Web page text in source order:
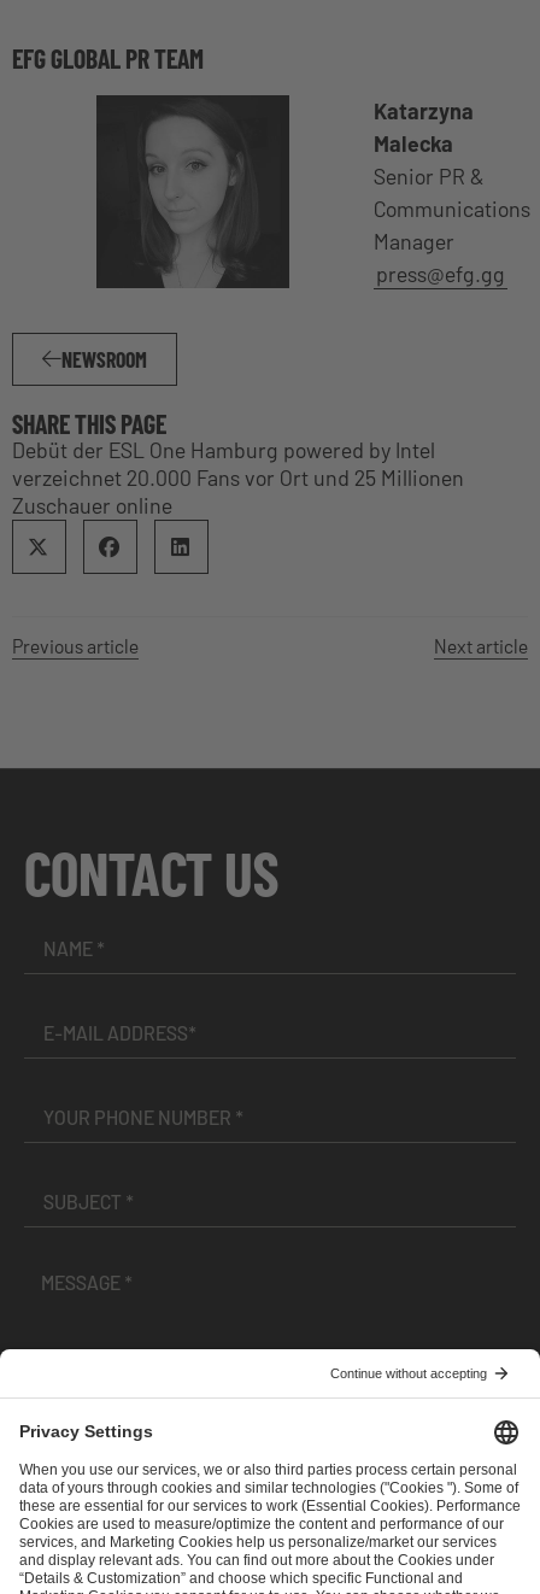
EFG GLOBAL PR TEAM
Katarzyna
Malecka
Senior PR &
Communications
Manager
press@efg.gg
NEWSROOM
SHARE THIS PAGE
Debüt der ESL One Hamburg powered by Intel
verzeichnet 20.000 Fans vor Ort und 25 Millionen
Zuschauer online
Previous article Next article
CONTACT US
andPrivacy Policy